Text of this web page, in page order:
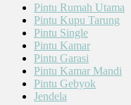
Pintu Rumah Utama
Pintu Kupu Tarung
Pintu Single
Pintu Kamar
Pintu Garasi
Pintu Kamar Mandi
Pintu Gebyok
Jendela